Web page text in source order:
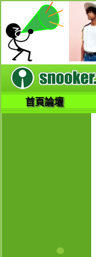
首頁論壇